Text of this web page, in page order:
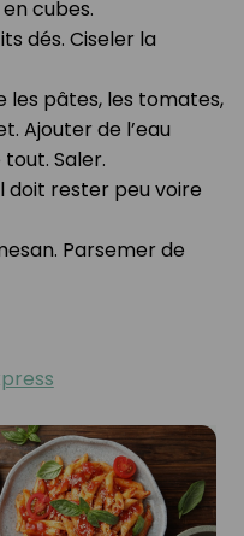
cubes.
dés. Ciseler la
les pâtes, les tomates,
Ajouter de l’eau
Saler.
doit rester peu voire
Parsemer de